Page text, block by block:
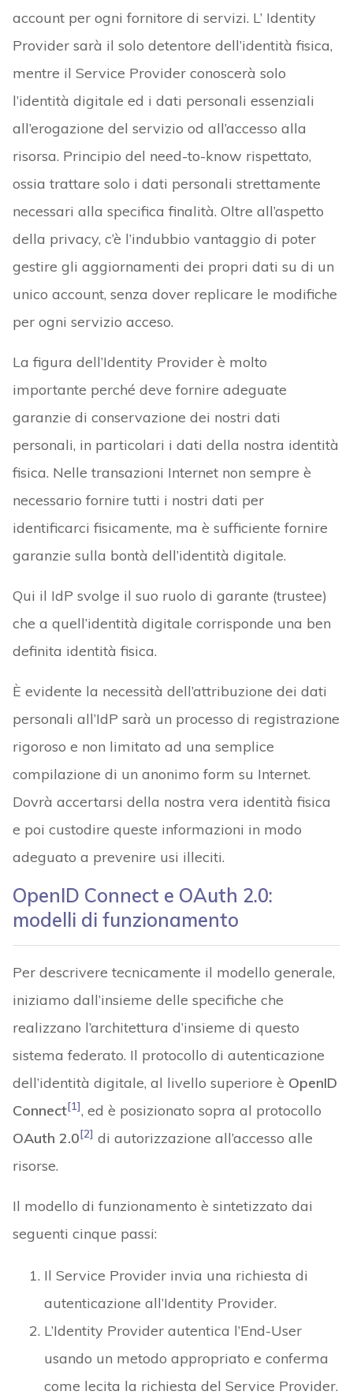
account per ogni fornitore di servizi. L’ Identity
Provider sarà il solo detentore dell’identità fisica,
mentre il Service Provider conoscerà solo
l’identità digitale ed i dati personali essenziali
all’erogazione del servizio od all’accesso alla
risorsa. Principio del need-to-know rispettato,
ossia trattare solo i dati personali strettamente
necessari alla specifica finalità. Oltre all’aspetto
della privacy, c’è l’indubbio vantaggio di poter
gestire gli aggiornamenti dei propri dati su di un
unico account, senza dover replicare le modifiche
per ogni servizio acceso.
La figura dell’Identity Provider è molto
importante perché deve fornire adeguate
garanzie di conservazione dei nostri dati
personali, in particolari i dati della nostra identità
fisica. Nelle transazioni Internet non sempre è
necessario fornire tutti i nostri dati per
identificarci fisicamente, ma è sufficiente fornire
garanzie sulla bontà dell’identità digitale.
Qui il IdP svolge il suo ruolo di garante (trustee)
che a quell’identità digitale corrisponde una ben
definita identità fisica.
È evidente la necessità dell’attribuzione dei dati
personali all’IdP sarà un processo di registrazione
rigoroso e non limitato ad una semplice
compilazione di un anonimo form su Internet.
Dovrà accertarsi della nostra vera identità fisica
e poi custodire queste informazioni in modo
adeguato a prevenire usi illeciti.
OpenID Connect e OAuth 2.0:
modelli di funzionamento
Per descrivere tecnicamente il modello generale,
iniziamo dall’insieme delle specifiche che
realizzano l’architettura d’insieme di questo
sistema federato. Il protocollo di autenticazione
dell’identità digitale, al livello superiore è OpenID
Connect[1], ed è posizionato sopra al protocollo
OAuth 2.0[2] di autorizzazione all’accesso alle
risorse.
Il modello di funzionamento è sintetizzato dai
seguenti cinque passi:
Il Service Provider invia una richiesta di
autenticazione all’Identity Provider.
L’Identity Provider autentica l’End-User
usando un metodo appropriato e conferma
come lecita la richiesta del Service Provider.